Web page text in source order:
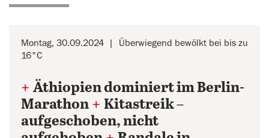
Montag, 30.09.2024
Überwiegend bewölkt bei bis zu
16°C
+ Äthiopien dominiert im Berlin-
Marathon + Kitastreik –
aufgeschoben, nicht